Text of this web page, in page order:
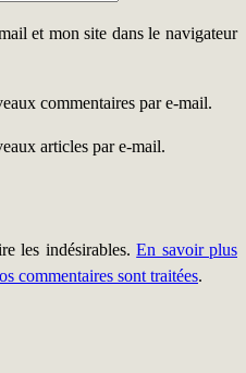
et mon site dans le navigateur
commentaires par e-mail.
articles par e-mail.
les indésirables.En savoir plus
commentaires sont traitées.